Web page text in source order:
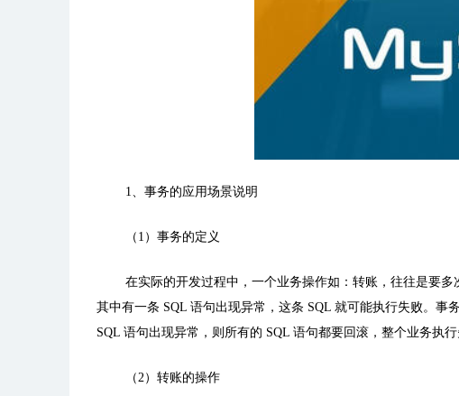
1、事务的应用场景说明
（ 1 ）事务的定义
在实际的开发过程中，一个业务操作如：转账，往往是要
其中有一条 SQL 语句出现异常，这条 SQL 就可能执行失败。事
SQL 语句出现异常，则所有的 SQL 语句都要回滚，整个业务执行
（2）转账的操作